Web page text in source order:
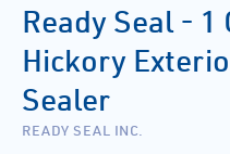
Ready Seal -
Hickory
Sealer
READY SEAL INC.